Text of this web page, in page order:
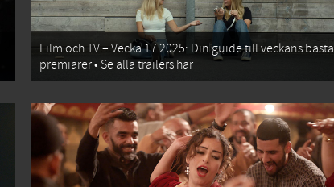
Film och TV – Vecka 17 2025: Din guide till veckans bästa
premiärer • Se alla trailers här